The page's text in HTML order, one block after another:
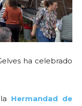
ha celebrado
Hermandad de